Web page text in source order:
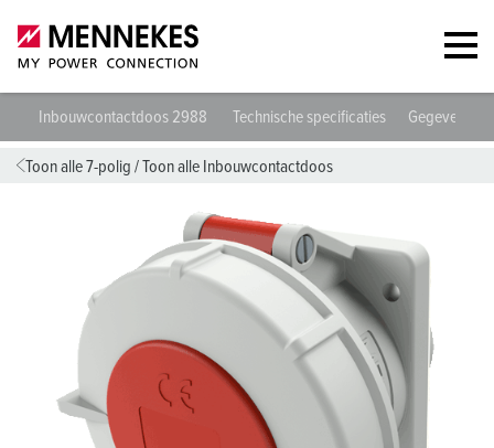
Inbouwcontactdoos 2988 Technische specificaties
Toon alle 7-polig /Toon alle Inbouwcontactdoos